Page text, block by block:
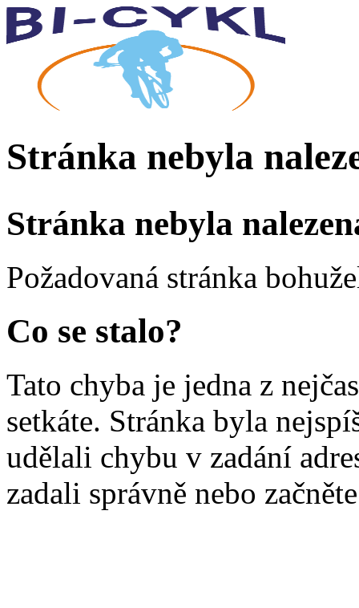
Stránka nebyla
Stránka nebyla
Požadovaná stránka
Co se stalo?
Tato chyba je jedna z
setkáte. Stránka byla
udělali chybu v zadání
zadali správně nebo